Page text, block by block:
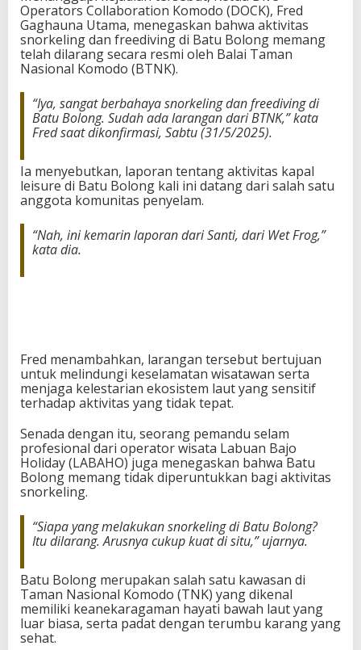
Operators Collaboration Komodo (DOCK), Fred
Gaghauna Utama, menegaskan bahwa aktivitas
snorkeling dan freediving di Batu Bolong memang
telah dilarang secara resmi oleh Balai Taman
Nasional Komodo (BTNK).
“Iya, sangat berbahaya snorkeling dan freediving di
Batu Bolong. Sudah ada larangan dari BTNK,” kata
Fred saat dikonfirmasi, Sabtu (31/5/2025).
Ia menyebutkan, laporan tentang aktivitas kapal
leisure di Batu Bolong kali ini datang dari salah satu
anggota komunitas penyelam.
“Nah, ini kemarin laporan dari Santi, dari Wet Frog,”
kata dia.
Fred menambahkan, larangan tersebut bertujuan
untuk melindungi keselamatan wisatawan serta
menjaga kelestarian ekosistem laut yang sensitif
terhadap aktivitas yang tidak tepat.
Senada dengan itu, seorang pemandu selam
profesional dari operator wisata Labuan Bajo
Holiday (LABAHO) juga menegaskan bahwa Batu
Bolong memang tidak diperuntukkan bagi aktivitas
snorkeling.
“Siapa yang melakukan snorkeling di Batu Bolong?
Itu dilarang. Arusnya cukup kuat di situ,” ujarnya.
Batu Bolong merupakan salah satu kawasan di
Taman Nasional Komodo (TNK) yang dikenal
memiliki keanekaragaman hayati bawah laut yang
luar biasa, serta padat dengan terumbu karang yang
sehat.